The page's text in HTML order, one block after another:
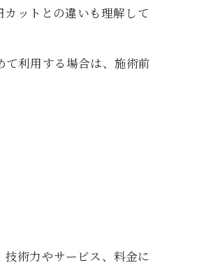
ットとの違いも理解して
利用する場合は、施術前
術力やサービス、料金に